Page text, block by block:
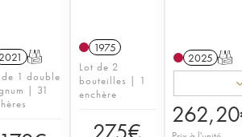
2021 T
de 1 double
| 31
1975
Lot de 2
bouteilles | 1
enchère
2025 T
262,20